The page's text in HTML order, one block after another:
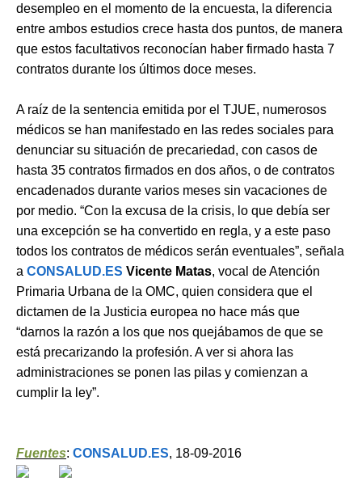
desempleo en el momento de la encuesta, la diferencia
entre ambos estudios crece hasta dos puntos, de manera
que estos facultativos reconocían haber firmado hasta 7
contratos durante los últimos doce meses.
A raíz de la sentencia emitida por el TJUE, numerosos
médicos se han manifestado en las redes sociales para
denunciar su situación de precariedad, con casos de
hasta 35 contratos firmados en dos años, o de contratos
encadenados durante varios meses sin vacaciones de
por medio. “Con la excusa de la crisis, lo que debía ser
una excepción se ha convertido en regla, y a este paso
todos los contratos de médicos serán eventuales”, señala
a CONSALUD.ES Vicente Matas, vocal de Atención
Primaria Urbana de la OMC, quien considera que el
dictamen de la Justicia europea no hace más que
“darnos la razón a los que nos quejábamos de que se
está precarizando la profesión. A ver si ahora las
administraciones se ponen las pilas y comienzan a
cumplir la ley”.
Fuentes: CONSALUD.ES, 18-09-2016